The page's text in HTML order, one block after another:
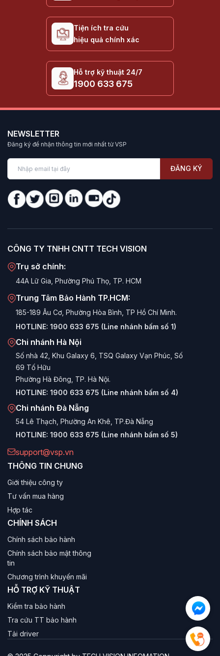
Tiện ích tra cứu
hiệu quả chính xác
Hỗ trợ kỹ thuật 24/7
1900 633 675
NEWSLETTER
Đăng ký để nhận thông tin mới nhất từ VSP
ĐĂNG KÝ
CÔNG TY TNHH CNTT TECH VISION
Trụ sở chính:
44A Lữ Gia, Phường Phú Thọ, TP. HCM
Trung Tâm Bảo Hành TP.HCM:
185-189 Âu Cơ, Phường Hòa Bình, TP Hồ Chí Minh.
HOTLINE: 1900 633 675 (Line nhánh bấm số 1)
Chi nhánh Hà Nội
Số nhà 42, Khu Galaxy 6, TSQ Galaxy Vạn Phúc, Số
69 Tố Hữu
Phường Hà Đông, TP. Hà Nội.
HOTLINE: 1900 633 675 (Line nhánh bấm số 4)
Chi nhánh Đà Nẵng
54 Lê Thạch, Phường An Khê, TP.Đà Nẵng
HOTLINE: 1900 633 675 (Line nhánh bấm số 5)
support@vsp.vn
THÔNG TIN CHUNG
Giới thiệu công ty
Tư vấn mua hàng
Hợp tác
CHÍNH SÁCH
Chính sách bảo hành
Chính sách bảo mật thông
tin
Chương trình khuyến mãi
HỖ TRỢ KỸ THUẬT
Kiểm tra bảo hành
Tra cứu TT bảo hành
Tải driver